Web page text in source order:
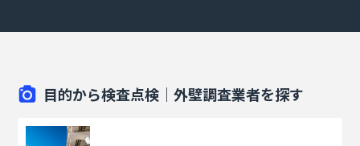
目的から検査点検｜外壁調査業者を探す